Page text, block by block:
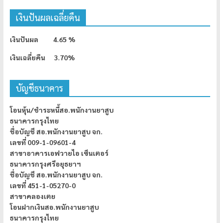
เงินปันผลเฉลี่ยคืน
เงินปันผล 4.65 %
เงินเฉลี่ยคืน 3.70%
บัญชีธนาคาร
โอนหุ้น/ชำระหนี้สอ.พนักงานยาสูบ
ธนาคารกรุงไทย
ชื่อบัญชี สอ.พนักงานยาสูบ จก.
เลขที่ 009-1-09601-4
สาขาอาคารเอฟวายไอ เซ็นเตอร์
ธนาคารกรุงศรีอยุธยาฯ
ชื่อบัญชี สอ.พนักงานยาสูบ จก.
เลขที่ 451-1-05270-0
สาขาคลองเตย
โอนฝากเงินสอ.พนักงานยาสูบ
ธนาคารกรุงไทย